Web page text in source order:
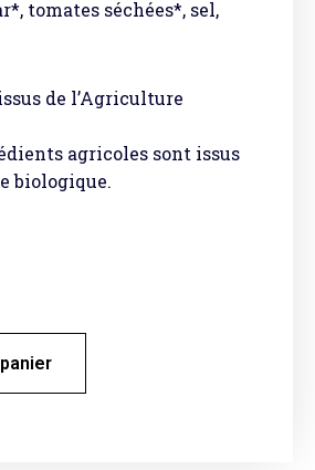
tomates séchées*, sel,
de l’Agriculture
agricoles sont issus
biologique.